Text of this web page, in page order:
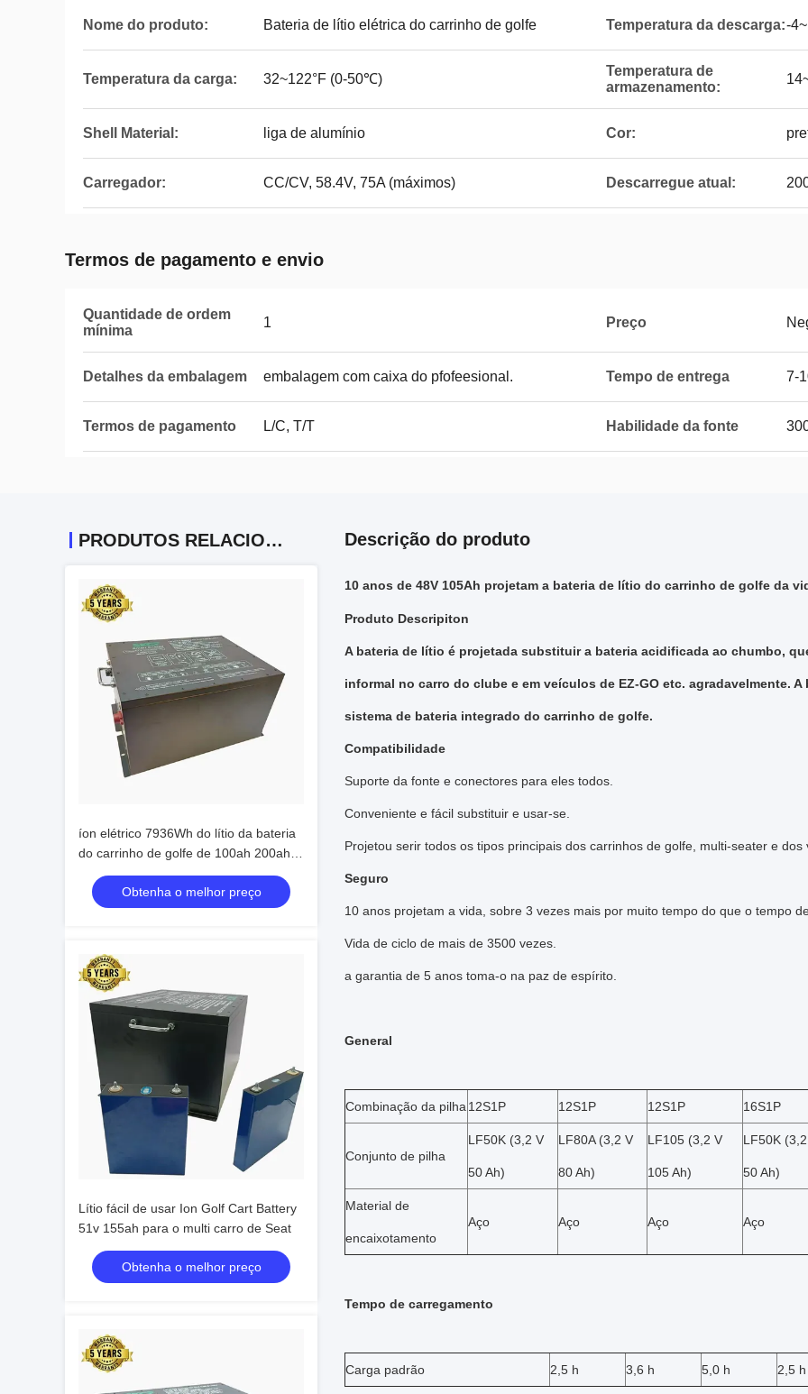
Nome do produto: Bateria de lítio elétrica do carrinho de golfe Temperatura da descarga:-
Temperatura da carga: 32~122°F (0-50℃)
Temperatura de
armazenamento:
Shell Material: liga de alumínio Cor:
Carregador: CC/CV, 58.4V, 75A (máximos) Descarregue atual:
Termos de pagamento e envio
Quantidade de ordem
mínima
1 Preço
Detalhes da embalagem embalagem com caixa do pfofeesional. Tempo de entrega 7-
Termos de pagamento L/C, T/T Habilidade da fonte
PRODUTOS RELACIONADOS
íon elétrico 7936Wh do lítio da bateria
do carrinho de golfe de 100ah 200ah
230ah mais energia
Obtenha o melhor preço
Lítio fácil de usar Ion Golf Cart Battery
51v 155ah para o multi carro de Seat
Obtenha o melhor preço
Descrição do produto
10 anos de 48V 105Ah projetam a bateria de lítio do carrinho de golfe da
Produto Descripiton
A bateria de lítio é projetada substituir a bateria acidificada ao chumbo,
informal no carro do clube e em veículos de EZ-GO etc. agradavelmente.
sistema de bateria integrado do carrinho de golfe.
Compatibilidade
Suporte da fonte e conectores para eles todos.
Conveniente e fácil substituir e usar-se.
Projetou serir todos os tipos principais dos carrinhos de golfe, multi-seater e dos
Seguro
10 anos projetam a vida, sobre 3 vezes mais por muito tempo do que o tempo
Vida de ciclo de mais de 3500 vezes.
a garantia de 5 anos toma-o na paz de espírito.
General
Combinação da pilha 12S1P 12S1P 12S1P 16S1P
Conjunto de pilha
LF50K (3,2 V
50 Ah)
LF80A (3,2 V
80 Ah)
LF105 (3,2 V
105 Ah)
LF50K
50 Ah)
Material de
encaixotamento
Aço Aço Aço Aço
Tempo de carregamento
Carga padrão 2,5 h 3,6 h 5,0 h 2,5 h